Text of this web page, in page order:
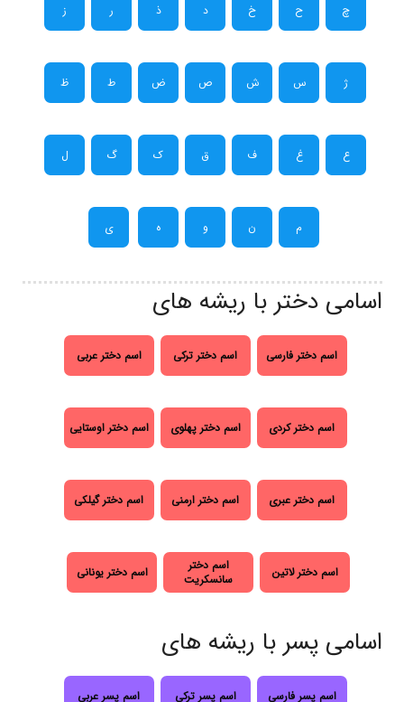
چ ح خ د ذ ر ز
ژ س ش ص ض ط ظ
ع غ ف ق ک گ ل
م ن و ه ی
اسامی دختر با ریشه های
اسم دختر فارسی اسم دختر ترکی اسم دختر عربی
اسم دختر کردی اسم دختر پهلوی اسم دختر اوستایی
اسم دختر عبری اسم دختر ارمنی اسم دختر گیلکی
اسم دختر لاتین
اسم دختر
سانسکریت
اسم دختر یونانی
اسامی پسر با ریشه های
اسم پسر فارسی اسم پسر ترکی اسم پسر عربی